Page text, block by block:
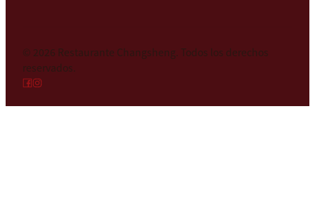
© 2026 Restaurante Changsheng. Todos los derechos
reservados.